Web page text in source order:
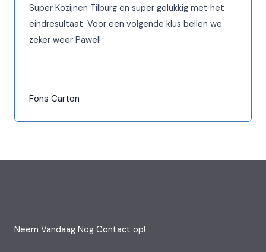
Super Kozijnen Tilburg en super gelukkig met het
eindresultaat. Voor een volgende klus bellen we
zeker weer Pawel!
Fons Carton
Neem Vandaag Nog Contact op!